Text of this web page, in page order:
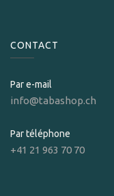
CONTACT
Par e-mail
info@tabashop.ch
Par téléphone
+41 21 963 70 70